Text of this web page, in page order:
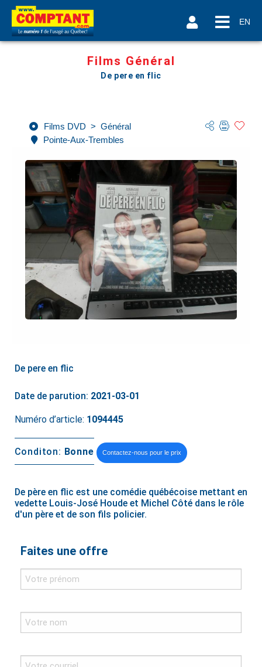
EN
Films Général
De pere en flic
Films DVD > Général
Pointe-Aux-Trembles
De pere en flic
Date de parution: 2021-03-01
Numéro d’article: 1094445
Conditon: Bonne Contactez-nous pour le prix
De père en flic est une comédie québécoise mettant en
vedette Louis-José Houde et Michel Côté dans le rôle
d'un père et de son fils policier.
Faites une offre